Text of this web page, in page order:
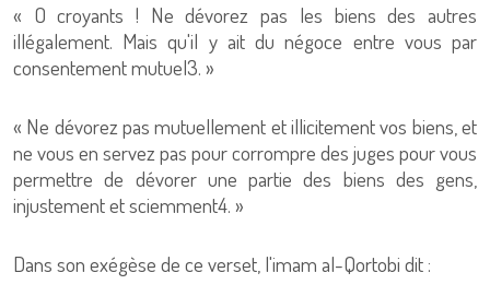
« O croyants ! Ne dévorez pas les biens des autres
illégalement. Mais qu'il y ait du négoce entre vous par
consentement mutuel3. »
« Ne dévorez pas mutuellement et illicitement vos biens, et
ne vous en servez pas pour corrompre des juges pour vous
permettre de dévorer une partie des biens des gens,
injustement et sciemment4. »
Dans son exégèse de ce verset, l'imam al-Qortobi dit :